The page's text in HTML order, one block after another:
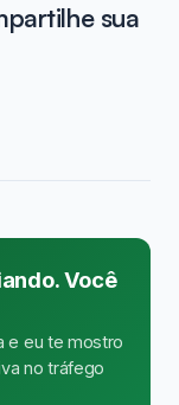
sua
Você
e eu te mostro
no tráfego